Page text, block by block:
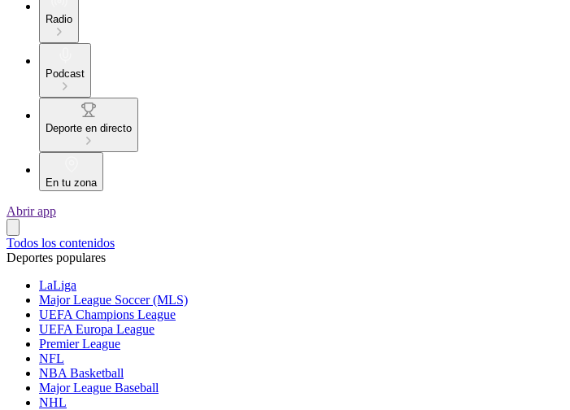
Radio
Podcast
Deporte en directo
En tu zona
Abrir app
Todos los contenidos
Deportes populares
LaLiga
Major League Soccer (MLS)
UEFA Champions League
UEFA Europa League
Premier League
NFL
NBA Basketball
Major League Baseball
NHL